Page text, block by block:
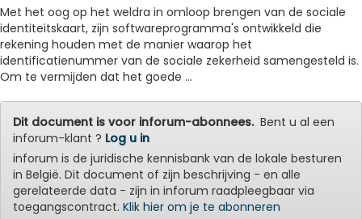
Met het oog op het weldra in omloop brengen van de sociale
identiteitskaart, zijn softwareprogramma's ontwikkeld die
rekening houden met de manier waarop het
identificatienummer van de sociale zekerheid samengesteld is.
Om te vermijden dat het goede ...
Dit document is voor inforum-abonnees.Bent u al een
inforum-klant ? Log u in
inforum is de juridische kennisbank van de lokale besturen
in België. Dit document of zijn beschrijving - en alle
gerelateerde data - zijn in inforum raadpleegbaar via
toegangscontract. Klik hier om je te abonneren